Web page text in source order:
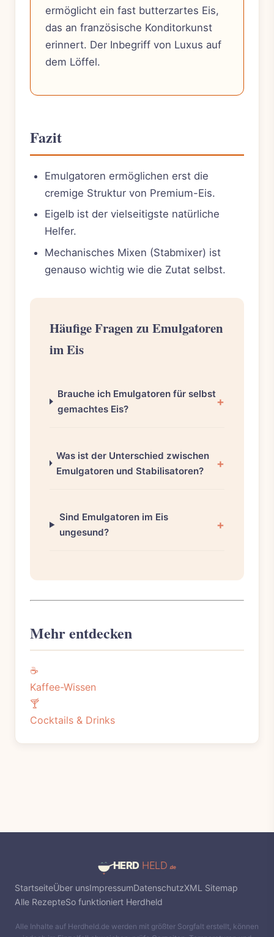
ermöglicht ein fast butterzartes Eis,
das an französische Konditorkunst
erinnert. Der Inbegriff von Luxus auf
dem Löffel.
Fazit
Emulgatoren ermöglichen erst die
cremige Struktur von Premium-Eis.
Eigelb ist der vielseitigste natürliche
Helfer.
Mechanisches Mixen (Stabmixer) ist
genauso wichtig wie die Zutat selbst.
Häufige Fragen zu Emulgatoren
im Eis
Brauche ich Emulgatoren für selbst
gemachtes Eis?
Was ist der Unterschied zwischen
Emulgatoren und Stabilisatoren?
Sind Emulgatoren im Eis
ungesund?
Mehr entdecken
☕
Kaffee-Wissen
🍸
Cocktails & Drinks
StartseiteÜber unsImpressumDatenschutzXML Sitemap
Alle RezepteSo funktioniert Herdheld
Alle Inhalte auf Herdheld.de werden mit größter Sorgfalt erstellt, können